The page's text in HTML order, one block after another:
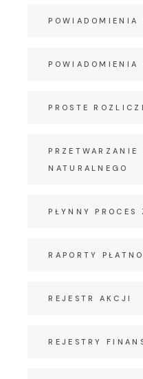
POWIADOMIENIA
POWIADOMIENIA
PROSTE
PRZETWARZANIE
NATURALNEGO
PŁYNNY PROCES
RAPORTY
REJESTR AKCJI
REJESTRY